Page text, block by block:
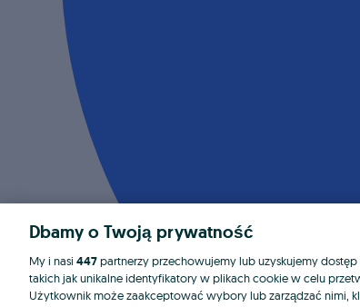
Dbamy o Twoją prywatność
My i nasi 447partnerzy przechowujemy lub uzyskujemy
takich jak unikalne identyfikatory w plikach cookie w celu
Użytkownik może zaakceptować wybory lub zarządzać nimi,